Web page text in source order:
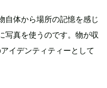
自体から場所の記憶を感じ
写真を使うのです。物が収
イデンティティーとして